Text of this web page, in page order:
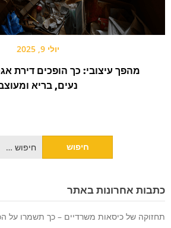
יולי 9, 2025
מהפך עיצובי: כך הופכים דירת
נעים, בריא
כתבות אחרונות באתר
תחזוקה של כיסאות משרדיים – כך תשמרו על